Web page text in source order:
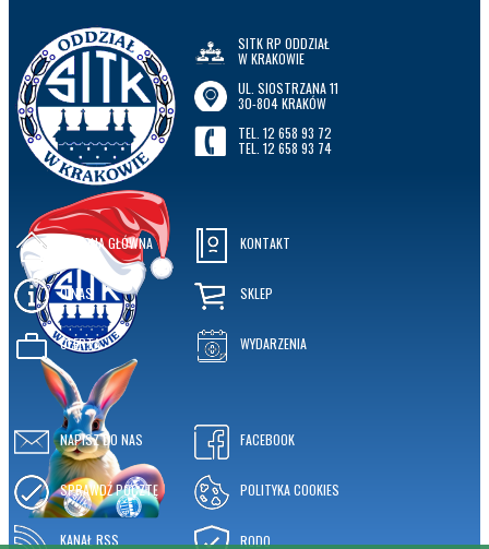
SITK RP ODDZIAŁ
W KRAKOWIE
UL. SIOSTRZANA 11
30-804 KRAKÓW
TEL. 12 658 93 72
TEL. 12 658 93 74
STRONA GŁÓWNA
O NAS
OFERTA
KONTAKT
SKLEP
WYDARZENIA
NAPISZ DO NAS
SPRAWDŹ POCZTĘ
KANAŁ RSS
FACEBOOK
POLITYKA COOKIES
RODO